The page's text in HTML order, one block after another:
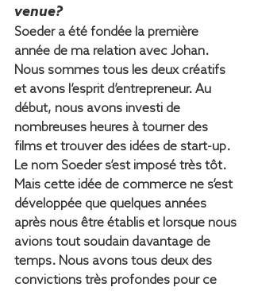
venue?
Soeder a été fondée la première
année de ma relation avec Johan.
Nous sommes tous les deux créatifs
et avons l’esprit d’entrepreneur. Au
début, nous avons investi de
nombreuses heures à tourner des
films et trouver des idées de start-up.
Le nom Soeder s’est imposé très tôt.
Mais cette idée de commerce ne s’est
développée que quelques années
après nous être établis et lorsque nous
avions tout soudain davantage de
temps. Nous avons tous deux des
convictions très profondes pour ce